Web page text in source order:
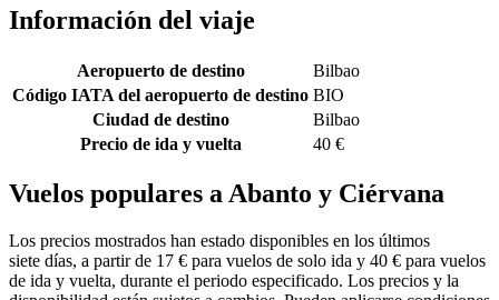
Información del viaje
Aeropuerto de destino
Bilbao
Código IATA del aeropuerto de destino BIO
Ciudad de destino
Bilbao
Precio de ida y vuelta
40 €
Vuelos populares a Abanto y Ciérvana
Los precios mostrados han estado disponibles en los últimos
siete días, a partir de 17 € para vuelos de solo ida y 40 € para vuelos
de ida y vuelta, durante el periodo especificado. Los precios y la